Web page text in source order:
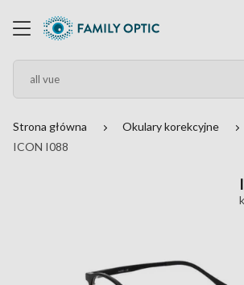
Strona główna Okulary korekcyjne
ICON I088